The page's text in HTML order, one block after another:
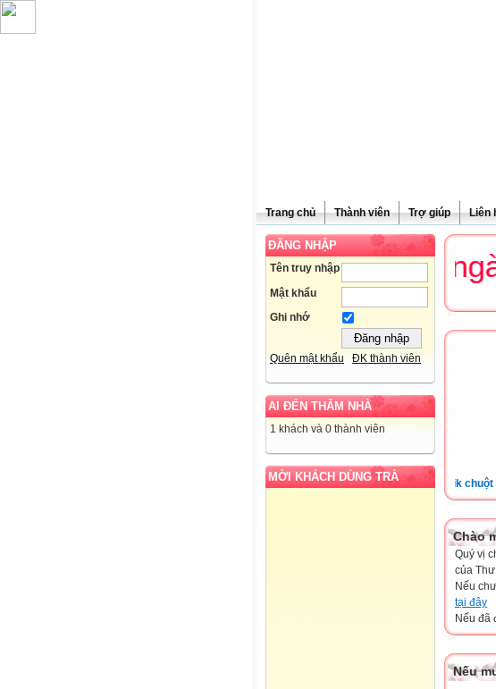
Trang chủ Thành viên Trợ giúp Liên
ĐĂNG NHẬP
Tên truy nhập
Mật khẩu
Ghi nhớ
Quên mật khẩu ĐK thành viên
AI ĐẾN THĂM NHÀ
1 khách và 0 thành viên
MỜI KHÁCH DÙNG TRÀ
Chúc mừng
Clik chuột lấy
Chào
Quý vị
của
Nếu
tại đây
Nếu đã
Nếu